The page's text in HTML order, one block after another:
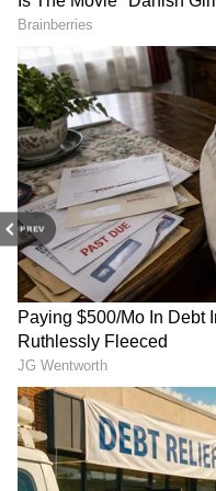
PREV
புதுப்பித்த
திரையரங்குப்
கதைகள்,
ரெட் கார்பெட்
கொள்ளுங்கள்.